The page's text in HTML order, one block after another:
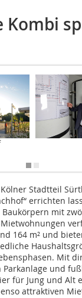
Kombi
Stadtteil
errichten
mit
164 m² und
Mit
und
für Jung und Alt
attraktiven